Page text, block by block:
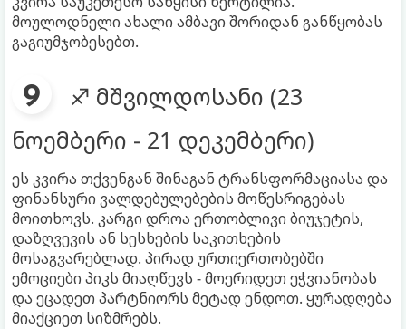
მოულოდნელი ახალი ამბავი შორიდან განწყობას
გაგიუმჯობესებთ.
♐ მშვილდოსანი (23
ნოემბერი - 21 დეკემბერი)
ეს კვირა თქვენგან შინაგან ტრანსფორმაციასა და
ფინანსური ვალდებულებების მოწესრიგებას
მოითხოვს. კარგი დროა ერთობლივი ბიუჯეტის,
დაზღვევის ან სესხების საკითხების
მოსაგვარებლად. პირად ურთიერთობებში
ემოციები პიკს მიაღწევს - მოერიდეთ ეჭვიანობას
და ეცადეთ პარტნიორს მეტად ენდოთ. ყურადღება
მიაქციეთ სიზმრებს.